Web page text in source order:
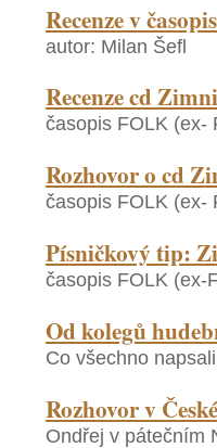
Recenze v
autor: Milan Šefl
Recenze cd
časopis FOLK (ex-
Rozhovor o cd
časopis FOLK (ex-
Písničkový tip:
časopis FOLK (ex-
Od kolegů
Co všechno
Rozhovor v
Ondřej v pátečním